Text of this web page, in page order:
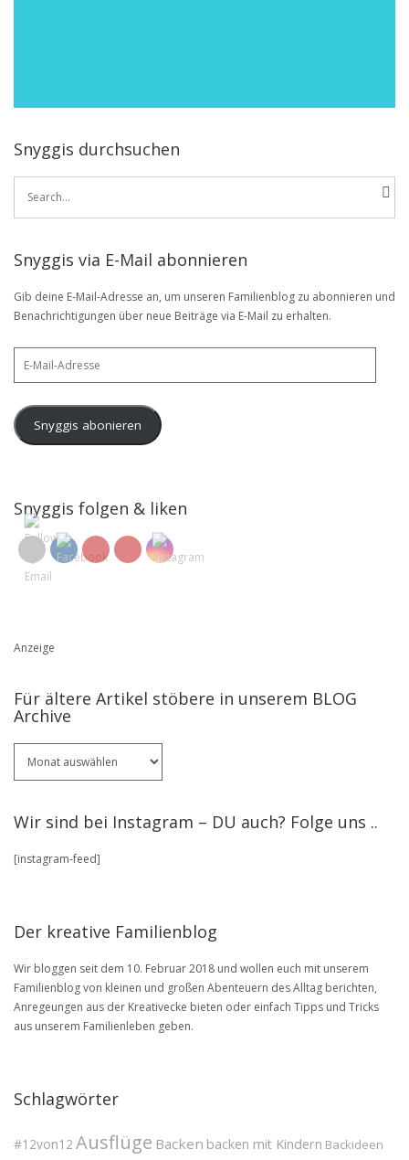
Snyggis durchsuchen
Search
Snyggis via E-Mail abonnieren
Gib deine E-Mail-Adresse an, um unseren Familienblog zu abonnieren und
Benachrichtigungen über neue Beiträge via E-Mail zu erhalten.
Snyggis abonieren
Snyggis folgen & liken
Anzeige
Für ältere Artikel stöbere in unserem BLOG
Archive
ältere
in
BLOG
Wir sind bei Instagram – DU auch? Folge uns ..
[instagram-feed]
Der kreative Familienblog
Wir bloggen seit dem 10. Februar 2018 und wollen euch mit unserem
Familienblog von kleinen und großen Abenteuern des Alltag berichten,
Anregeungen aus der Kreativecke bieten oder einfach Tipps und Tricks
aus unserem Familienleben geben.
Schlagwörter
#12von12 Ausflüge Backen backen mit Kindern Backideen